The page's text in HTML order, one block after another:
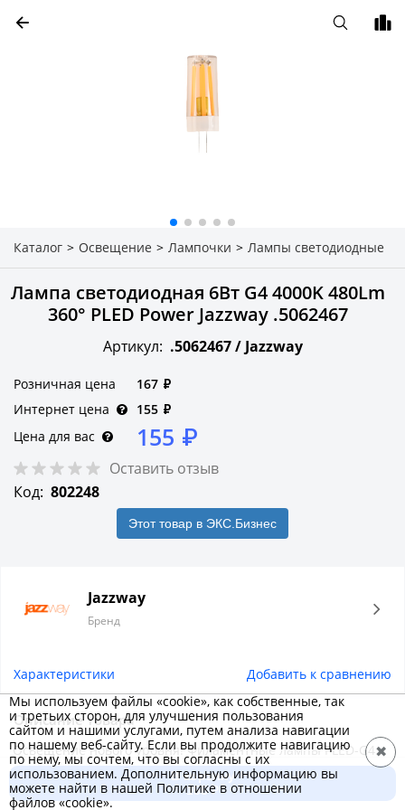
Каталог > Освещение > Лампочки > Лампы светодиодные
Лампа светодиодная 6Вт G4 4000K 480Lm
360° PLED Power Jazzway .5062467
Артикул: .5062467 / Jazzway
Розничная цена 167 ₽
Интернет цена
155 ₽
Цена для вас
155 ₽
Оставить отзыв
Код: 802248
Этот товар в ЭКС.Бизнес
Jazzway
Бренд
Характеристики Добавить к сравнению
Описание товара
Освещение нового уровня! Филаментные лампы PLED-G4
PRO и PLED-G9 PRO сочетают в себе высокую
энергоэффективность, современный дизайн и комфортный
В корзину
155 ₽
Мы используем файлы «cookie», как собственные, так
и третьих сторон, для улучшения пользования
сайтом и нашими услугами, путем анализа навигации
по нашему веб-сайту. Если вы продолжите навигацию
по нему, мы сочтем, что вы согласны с их
использованием. Дополнительную информацию вы
можете найти в нашей Политике в отношении
файлов «cookie».
✖